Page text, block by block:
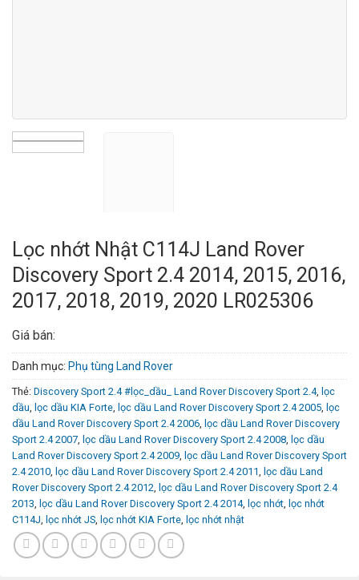
Lọc nhớt Nhật C114J Land Rover
Discovery Sport 2.4 2014, 2015, 2016,
2017, 2018, 2019, 2020 LR025306
Giá bán:
Danh mục: Phụ tùng Land Rover
Thẻ: Discovery Sport 2.4 #lọc_dầu_ Land Rover Discovery Sport 2.4, lọc
dầu
lọc dầu KIA Forte lọc dầu Land Rover Discovery Sport 2.4 2005 lọc
dầu Land Rover Discovery Sport 2.4 2006 lọc dầu Land Rover Discovery
Sport 2.4 2007 lọc dầu Land Rover Discovery Sport 2.4 2008 lọc dầu
Land Rover Discovery Sport 2.4 2009 lọc dầu Land Rover Discovery Sport
2.4 2010 lọc dầu Land Rover Discovery Sport 2.4 2011
lọc dầu Land
Rover Discovery Sport 2.4 2012
lọc dầu Land Rover Discovery Sport 2.4
2013
lọc dầu Land Rover Discovery Sport 2.4 2014, lọc nhớt lọc nhớt
C114J
lọc nhớt JS lọc nhớt KIA Forte lọc nhớt nhật